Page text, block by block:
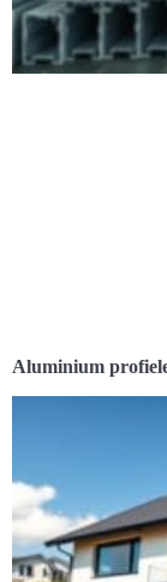
Aluminium